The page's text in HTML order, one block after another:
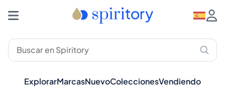
ExplorarMarcasNuevoColeccionesVendiendo